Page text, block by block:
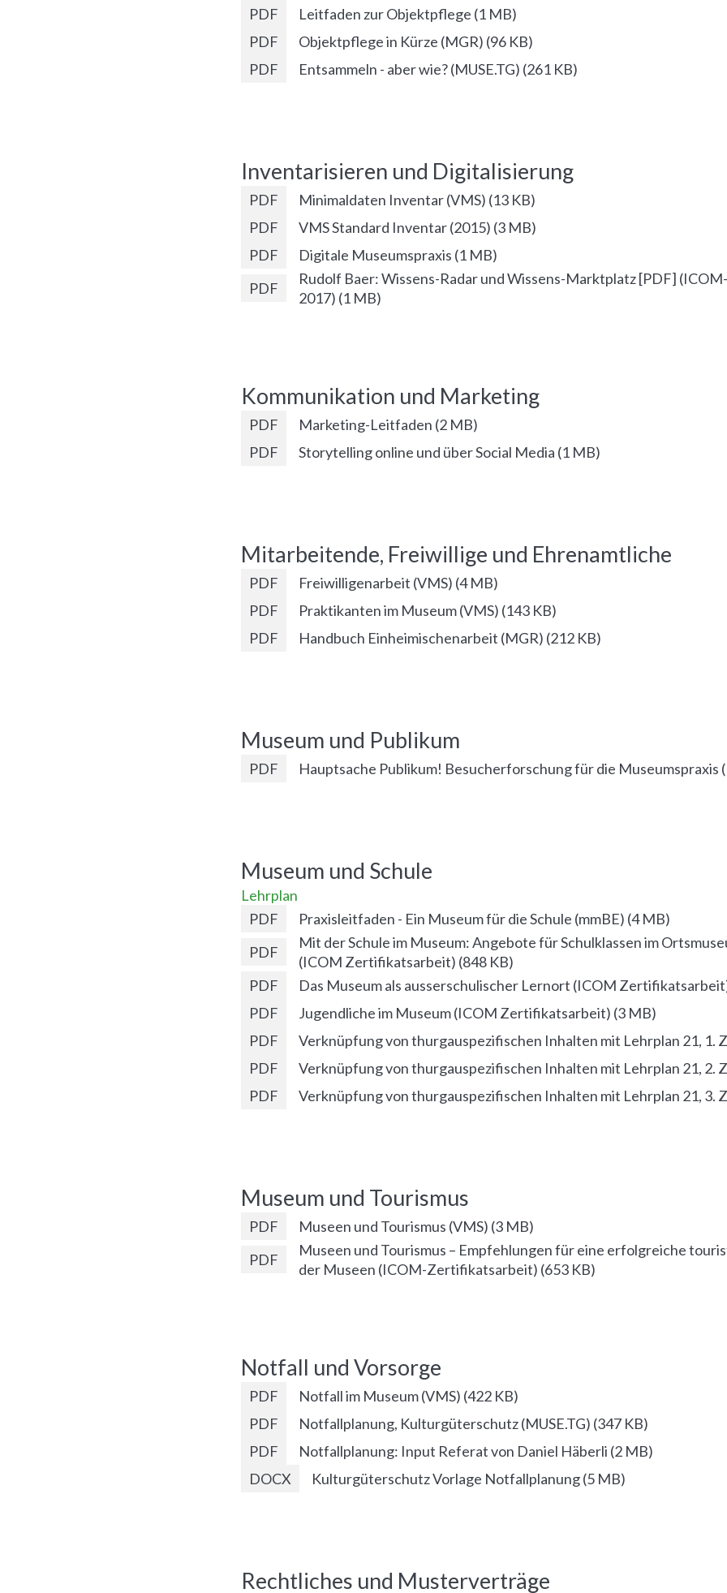
PDF
Leitfaden zur Objektpflege (1 MB)
PDF
Objektpflege in Kürze (MGR) (96 KB)
PDF
Entsammeln - aber wie? (MUSE.TG) (261 KB)
Inventarisieren und Digitalisierung
PDF Minimaldaten Inventar (VMS) (13 KB)
PDF
VMS Standard Inventar (2015) (3 MB)
PDF
Digitale Museumspraxis (1 MB)
PDF
Rudolf Baer: Wissens-Radar und Wissens-Marktplatz [PDF]
2017) (1 MB)
Kommunikation und Marketing
PDF Marketing-Leitfaden (2 MB)
PDF
Storytelling online und über Social Media (1 MB)
Mitarbeitende, Freiwillige und Ehrenamtliche
PDF Freiwilligenarbeit (VMS) (4 MB)
PDF
Praktikanten im Museum (VMS) (143 KB)
PDF
Handbuch Einheimischenarbeit (MGR) (212 KB)
Museum und Publikum
PDF Hauptsache Publikum! Besucherforschung für die Museumspraxis
Museum und Schule
Lehrplan
PDF
Praxisleitfaden - Ein Museum für die Schule (mmBE) (4 MB)
PDF
Mit der Schule im Museum: Angebote für Schulklassen im
(ICOM Zertifikatsarbeit) (848 KB)
PDF
Das Museum als ausserschulischer Lernort (ICOM
PDF
Jugendliche im Museum (ICOM Zertifikatsarbeit) (3 MB)
PDF
Verknüpfung von thurgauspezifischen Inhalten mit Lehrplan 21, 1.
PDF
Verknüpfung von thurgauspezifischen Inhalten mit Lehrplan 21, 2.
PDF
Verknüpfung von thurgauspezifischen Inhalten mit Lehrplan 21, 3.
Museum und Tourismus
PDF Museen und Tourismus (VMS) (3 MB)
PDF
Museen und Tourismus – Empfehlungen für eine erfolgreiche
der Museen (ICOM-Zertifikatsarbeit) (653 KB)
Notfall und Vorsorge
PDF Notfall im Museum (VMS) (422 KB)
PDF
Notfallplanung, Kulturgüterschutz (MUSE.TG) (347 KB)
PDF
Notfallplanung: Input Referat von Daniel Häberli (2 MB)
DOCX
Kulturgüterschutz Vorlage Notfallplanung(5 MB)
Rechtliches und Musterverträge